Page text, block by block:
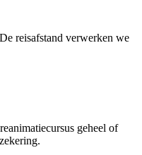
reisafstand verwerken we
geheel of